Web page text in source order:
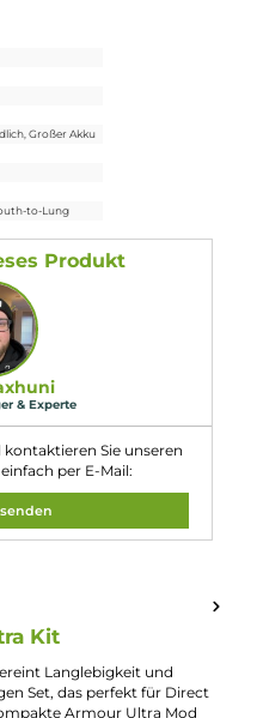
CoilVerdampferkopf
, Großer Akku